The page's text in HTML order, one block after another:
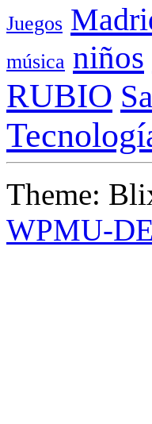
Juegos
música niños
RUBIO
Theme:
WPMU-